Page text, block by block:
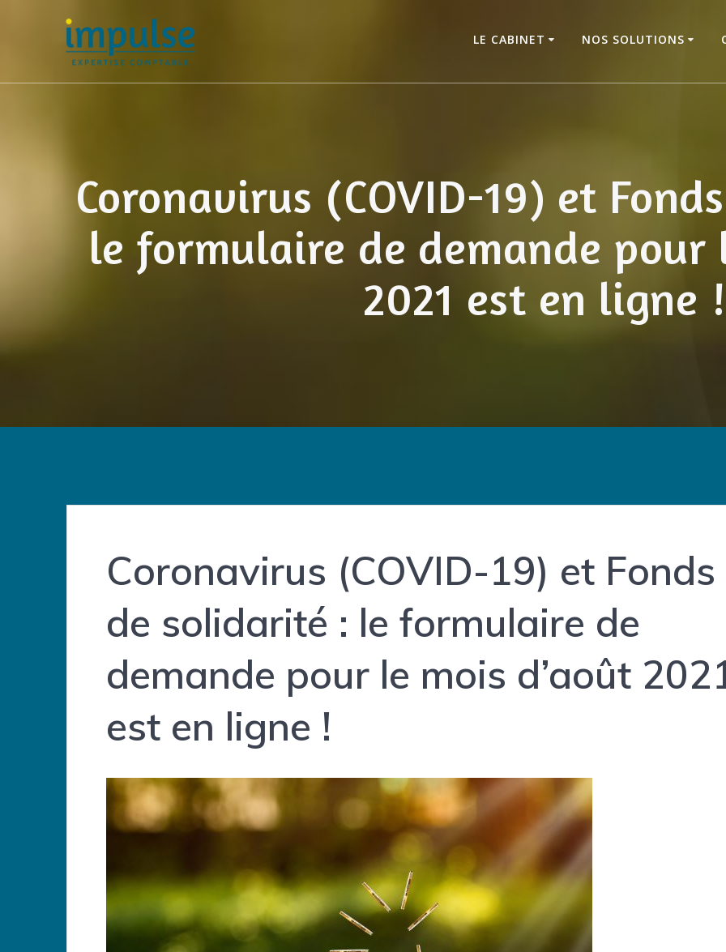
LE CABINET NOS SOLUTIONS
Coronavirus (COVID-19) et
le formulaire de demande pour
2021 est en ligne !
Coronavirus (COVID-19) et Fonds
de solidarité : le formulaire de
demande pour le mois d’août
est en ligne !